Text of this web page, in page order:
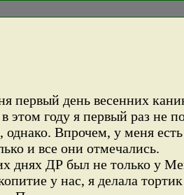
первый день весенних
этом году я первый раз не
однако. Впрочем, у меня
и все они отмечались.
днях ДР был не только у
у нас, я делала